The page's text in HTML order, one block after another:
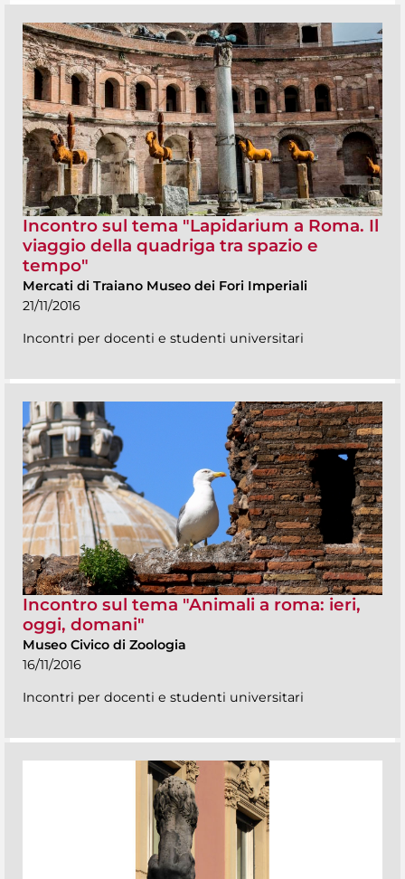
Incontro sul tema "Lapidarium a Roma. Il
viaggio della quadriga tra spazio e
tempo"
Mercati di Traiano Museo dei Fori Imperiali
21/11/2016
Incontri per docenti e studenti universitari
Incontro sul tema "Animali a roma: ieri,
oggi, domani"
Museo Civico di Zoologia
16/11/2016
Incontri per docenti e studenti universitari